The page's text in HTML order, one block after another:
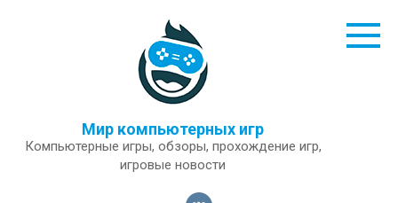
Мир компьютерных игр
Компьютерные игры, обзоры, прохождение игр,
игровые новости